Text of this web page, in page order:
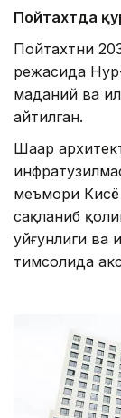
Пойтахтда
Пойтахтни
режасида
маданий ва
айтилган.
Шаҳар
меъмори Кисё
сақланиб
уйғунлиги ва
тимсолида